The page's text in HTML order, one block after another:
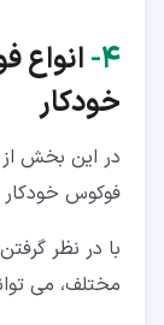
۴‏- انواع
خودکار
در این بخش
فوکوس خودکار
با در نظر
مختلف، می